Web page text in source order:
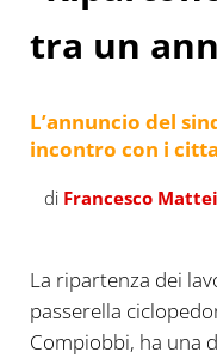
tra un
L’annuncio del
incontro con i
di Francesco
La ripartenza dei
passerella
Compiobbi, ha una